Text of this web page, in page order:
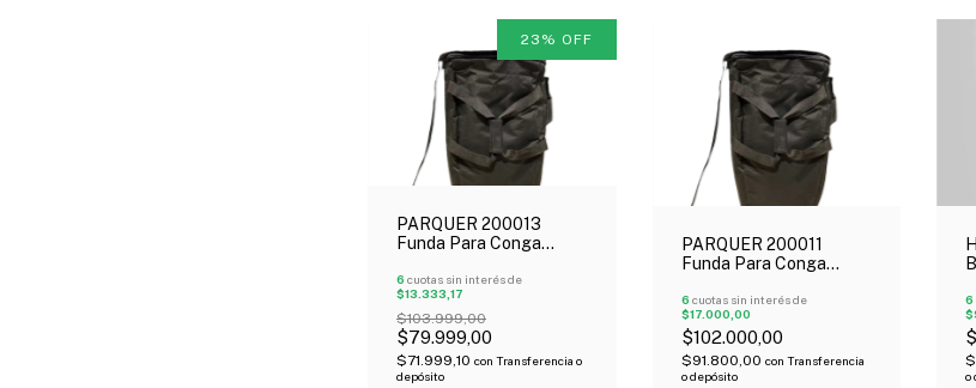
23 % OFF
PARQUER 200013
Funda Para Conga
Bandolera Outlet!
6 cuotas sin interés de
$13.333,17
$103.999,00
$79.999,00
$71.999,10 con Transferencia o
depósito
PARQUER 200011
Funda Para Conga
Bandolera Oferta!
6 cuotas sin interés de
$17.000,00
$102.000,00
$91.800,00 con Transferencia
o depósito
6
o